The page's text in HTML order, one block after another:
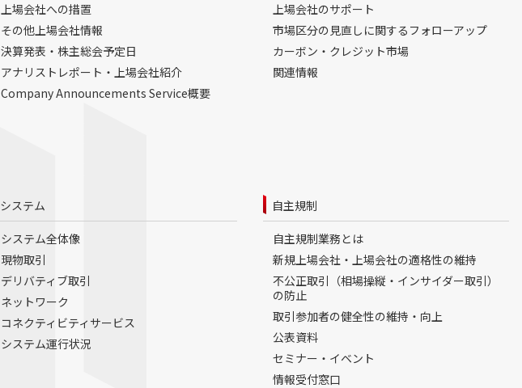
上場会社への措置
その他上場会社情報
決算発表・株主総会予定日
アナリストレポート・上場会社紹介
Company Announcements Service概要
上場会社のサポート
市場区分の見直しに関するフォローアップ
カーボン・クレジット市場
関連情報
システム
システム全体像
現物取引
デリバティブ取引
ネットワーク
コネクティビティサービス
システム運行状況
自主規制
自主規制業務とは
新規上場会社・上場会社の適格性の維持
不公正取引（相場操縦・インサイダー取引）
の防止
取引参加者の健全性の維持・向上
公表資料
セミナー・イベント
情報受付窓口